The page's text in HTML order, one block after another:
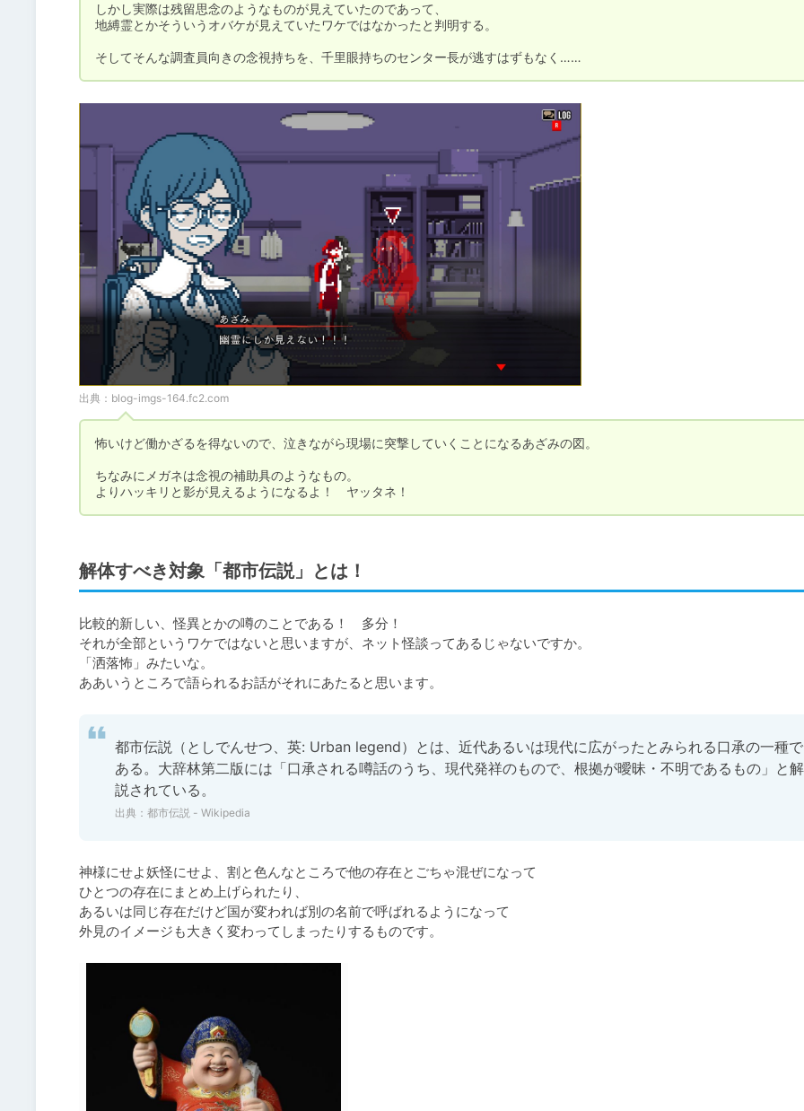
しかし実際は残留思念のようなものが見えていたのであって、
地縛霊とかそういうオバケが見えていたワケではなかったと判明する。
そしてそんな調査員向きの念視持ちを、千里眼持ちのセンター長が逃すはずもなく……
出典： blog-imgs-164.fc2.com
怖いけど働かざるを得ないので、泣きながら現場に突撃していくことになるあざみの図。
ちなみにメガネは念視の補助具のようなもの。
よりハッキリと影が見えるようになるよ！　ヤッタネ！
解体すべき対象「都市伝説」とは！
比較的新しい、怪異とかの噂のことである！　多分！
それが全部というワケではないと思いますが、ネット怪談ってあるじゃないですか。
「洒落怖」みたいな。
ああいうところで語られるお話がそれにあたると思います。
都市伝説（としでんせつ、英: Urban legend）とは、近代あるいは現代に広がったとみられる口承の一種で
ある。大辞林第二版には「口承される噂話のうち、現代発祥のもので、根拠が曖昧・不明であるもの」と解
説されている。
出典： 都市伝説 - Wikipedia
神様にせよ妖怪にせよ、割と色んなところで他の存在とごちゃ混ぜになって
ひとつの存在にまとめ上げられたり、
あるいは同じ存在だけど国が変われば別の名前で呼ばれるようになって
外見のイメージも大きく変わってしまったりするものです。